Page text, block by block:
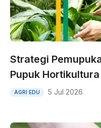
Strategi
Pupuk
AGRI EDU 5 Jul 2026